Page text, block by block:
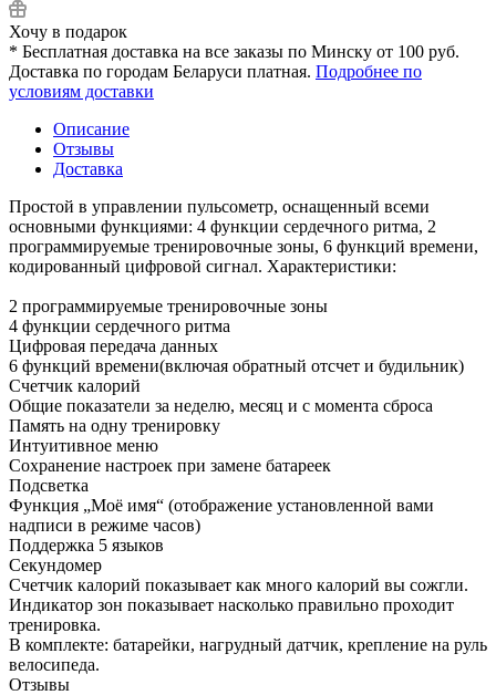
Хочу в подарок
* Бесплатная доставка на все заказы по Минску от 100 руб.
Доставка по городам Беларуси платная. Подробнее по
условиям доставки
Описание
Отзывы
Доставка
Простой в управлении пульсометр, оснащенный всеми
основными функциями: 4 функции сердечного ритма, 2
программируемые тренировочные зоны, 6 функций времени,
кодированный цифровой сигнал. Характеристики:
2 программируемые тренировочные зоны
4 функции сердечного ритма
Цифровая передача данных
6 функций времени(включая обратный отсчет и будильник)
Счетчик калорий
Общие показатели за неделю, месяц и с момента сброса
Память на одну тренировку
Интуитивное меню
Сохранение настроек при замене батареек
Подсветка
Функция „Моё имя“ (отображение установленной вами
надписи в режиме часов)
Поддержка 5 языков
Секундомер
Счетчик калорий показывает как много калорий вы сожгли.
Индикатор зон показывает насколько правильно проходит
тренировка.
В комплекте: батарейки, нагрудный датчик, крепление на руль
велосипеда.
Отзывы